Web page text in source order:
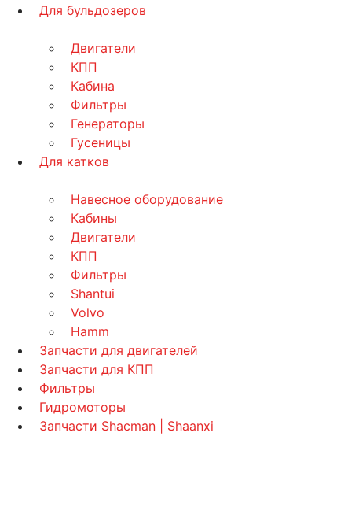
Для бульдозеров
Двигатели
КПП
Кабина
Фильтры
Генераторы
Гусеницы
Для катков
Навесное оборудование
Кабины
Двигатели
КПП
Фильтры
Shantui
Volvo
Hamm
Запчасти для двигателей
Запчасти для КПП
Фильтры
Гидромоторы
Запчасти Shacman | Shaanxi